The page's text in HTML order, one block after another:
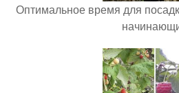
Оптимальное время для